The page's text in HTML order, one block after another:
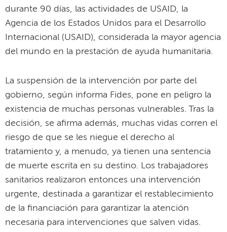
durante 90 días, las actividades de USAID, la
Agencia de los Estados Unidos para el Desarrollo
Internacional (USAID), considerada la mayor agencia
del mundo en la prestación de ayuda humanitaria.
La suspensión de la intervención por parte del
gobierno, según informa Fides, pone en peligro la
existencia de muchas personas vulnerables. Tras la
decisión, se afirma además, muchas vidas corren el
riesgo de que se les niegue el derecho al
tratamiento y, a menudo, ya tienen una sentencia
de muerte escrita en su destino. Los trabajadores
sanitarios realizaron entonces una intervención
urgente, destinada a garantizar el restablecimiento
de la financiación para garantizar la atención
necesaria para intervenciones que salven vidas.